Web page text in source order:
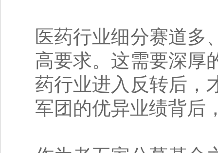
医药行业细分赛道多
高要求。这需要深厚
药行业进入反转后，
军团的优异业绩背后